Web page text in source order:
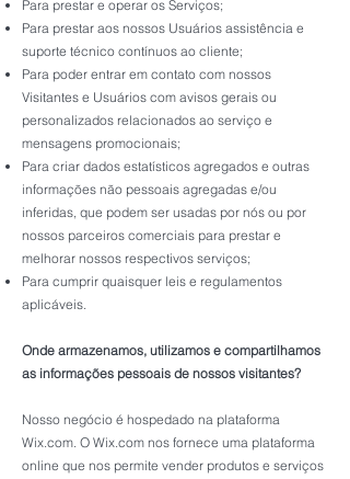
Para prestar e operar os Serviços;
Para prestar aos nossos Usuários assistência e
suporte técnico contínuos ao cliente;
Para poder entrar em contato com nossos
Visitantes e Usuários com avisos gerais ou
personalizados relacionados ao serviço e
mensagens promocionais;
Para criar dados estatísticos agregados e outras
informações não pessoais agregadas e/ou
inferidas, que podem ser usadas por nós ou por
nossos parceiros comerciais para prestar e
melhorar nossos respectivos serviços;
Para cumprir quaisquer leis e regulamentos
aplicáveis.
Onde armazenamos, utilizamos e compartilhamos
as informações pessoais de nossos visitantes?
Nosso negócio é hospedado na plataforma
Wix.com. O Wix.com nos fornece uma plataforma
online que nos permite vender produtos e serviços